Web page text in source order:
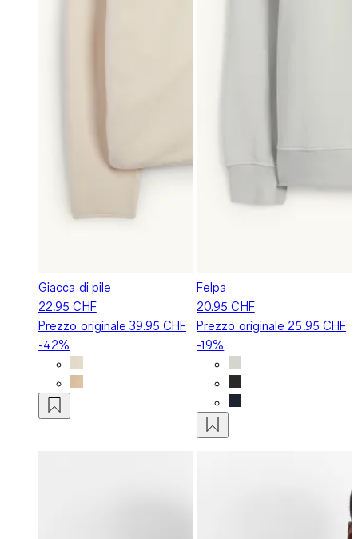
Giacca di pile
22.95 CHF
Prezzo originale39.95 CHF
-42%
Felpa
20.95 CHF
Prezzo originale 25.95 CHF
-19%